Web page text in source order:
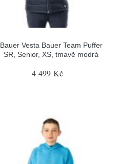
Bauer Vesta Bauer Team Puffer
SR, Senior, XS, tmavě modrá
4 499 Kč